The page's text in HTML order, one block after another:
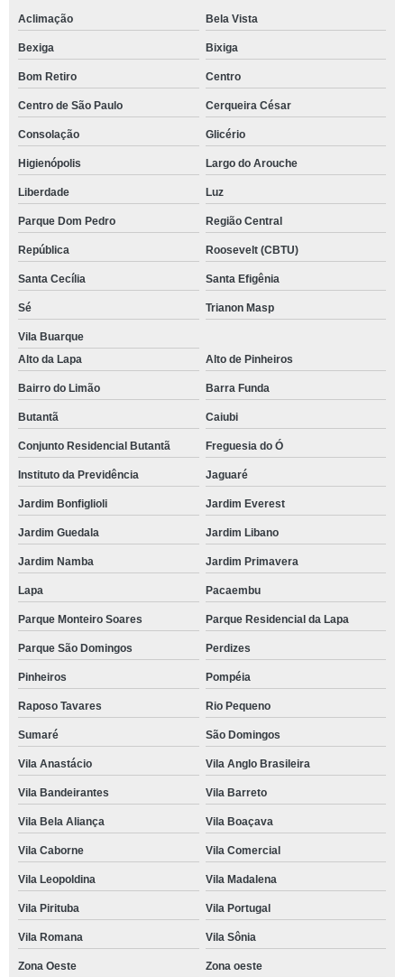
Aclimação Bela Vista
Bexiga Bixiga
Bom Retiro Centro
Centro de São Paulo Cerqueira César
Consolação Glicério
Higienópolis Largo do Arouche
Liberdade Luz
Parque Dom Pedro Região Central
República Roosevelt (CBTU)
Santa Cecília Santa Efigênia
Sé Trianon Masp
Vila Buarque
Alto da Lapa
Alto de Pinheiros
Bairro do Limão Barra Funda
Butantã Caiubi
Conjunto Residencial Butantã Freguesia do Ó
Instituto da Previdência Jaguaré
Jardim Bonfiglioli Jardim Everest
Jardim Guedala Jardim Libano
Jardim Namba Jardim Primavera
Lapa Pacaembu
Parque Monteiro Soares Parque Residencial da Lapa
Parque São Domingos Perdizes
Pinheiros Pompéia
Raposo Tavares Rio Pequeno
Sumaré São Domingos
Vila Anastácio Vila Anglo Brasileira
Vila Bandeirantes Vila Barreto
Vila Bela Aliança Vila Boaçava
Vila Caborne Vila Comercial
Vila Leopoldina Vila Madalena
Vila Pirituba Vila Portugal
Vila Romana Vila Sônia
Zona Oeste Zona oeste